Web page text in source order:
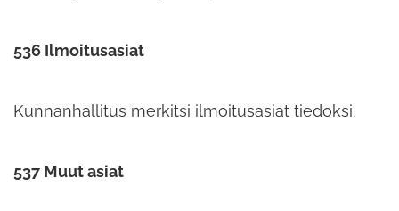
536 Ilmoitusasiat
Kunnanhallitus merkitsi ilmoitusasiat tiedoksi.
537 Muut asiat